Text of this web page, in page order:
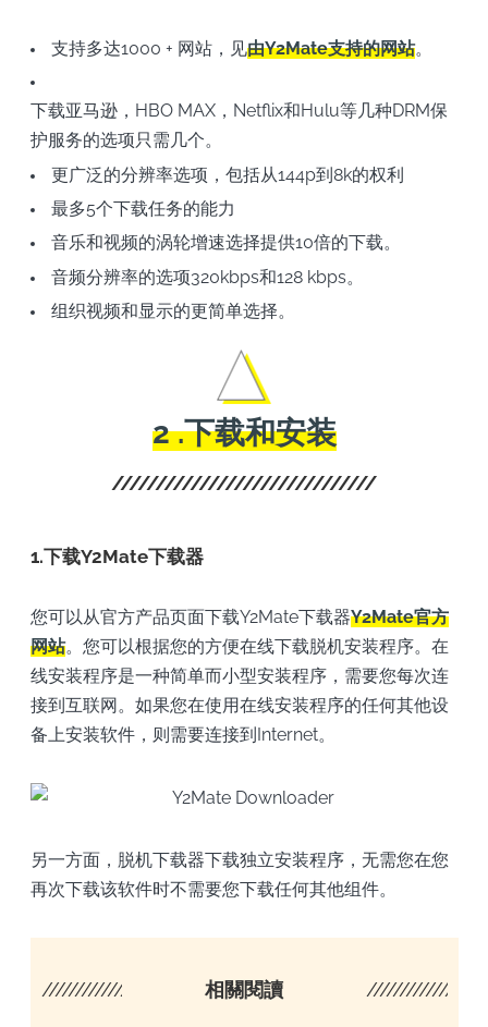
支持多达1000 + 网站，见由Y2Mate支持的网站。
下载亚马逊，HBO MAX，Netflix和Hulu等几种DRM保
护服务的选项只需几个。
更广泛的分辨率选项，包括从144p到8k的权利
最多5个下载任务的能力
音乐和视频的涡轮增速选择提供10倍的下载。
音频分辨率的选项320kbps和128 kbps。
组织视频和显示的更简单选择。
2 .下载和安装
1.下载Y2Mate下载器
您可以从官方产品页面下载Y2Mate下载器Y2Mate官方
网站。您可以根据您的方便在线下载脱机安装程序。在
线安装程序是一种简单而小型安装程序，需要您每次连
接到互联网。如果您在使用在线安装程序的任何其他设
备上安装软件，则需要连接到Internet。
另一方面，脱机下载器下载独立安装程序，无需您在您
再次下载该软件时不需要您下载任何其他组件。
//////////////////// 相關閱讀